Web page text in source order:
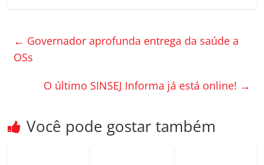
e
o
er p
ar
h
← Governador aprofunda entrega da saúde a
OSs
O último SINSEJ Informa já está online! →
Você pode gostar também